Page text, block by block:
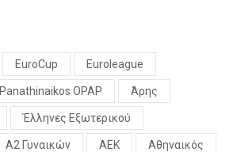
EuroCup Euroleague
Panathinaikos OPAP Άρης
Έλληνες Εξωτερικού
Α2 Γυναικών ΑΕΚ Αθηναικός